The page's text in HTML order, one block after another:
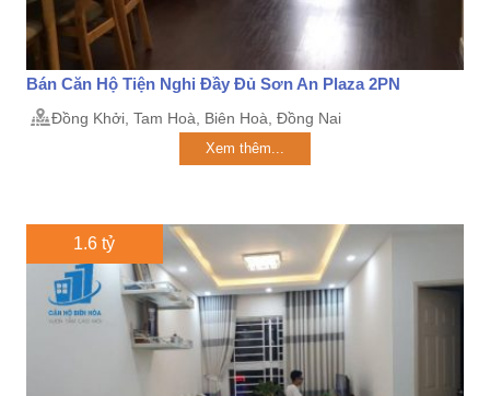
Bán Căn Hộ Tiện Nghi Đầy Đủ Sơn An Plaza 2PN
Đồng Khởi, Tam Hoà, Biên Hoà, Đồng Nai
Xem thêm...
1.6 tỷ